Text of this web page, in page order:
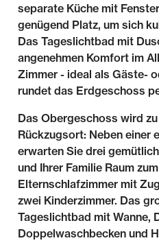
separate Küche mit
genügend Platz, um sich
Das Tageslichtbad mit
angenehmen Komfort im
Zimmer - ideal als Gäste-
rundet das Erdgeschoss
Das Obergeschoss wird
Rückzugsort: Neben einer
erwarten Sie drei
und Ihrer Familie Raum
Elternschlafzimmer mit
zwei Kinderzimmer. Das
Tageslichtbad mit Wanne,
Doppelwaschbecken und